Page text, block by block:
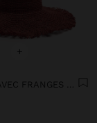
+
CHAPEAU AVEC FRANGES EFFET PAILLE